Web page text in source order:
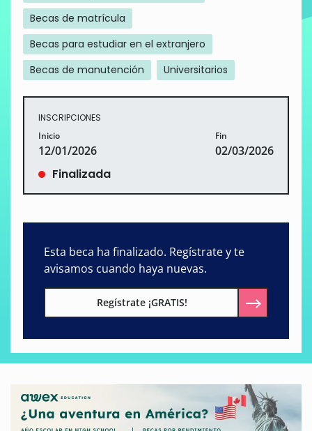
Becas de matrícula
Becas para estudiar en el extranjero
Becas de manutención
Universitarios
INSCRIPCIONES
Inicio
12/01/2026
Fin
02/03/2026
Finalizada
Esta beca ha finalizado. Regístrate y te
avisamos cuando haya nuevas.
Regístrate ¡GRATIS!